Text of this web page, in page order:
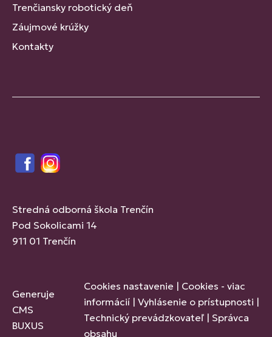
Trenčiansky robotický deň
Záujmové krúžky
Kontakty
FacebookInstagram
Stredná odborná škola Trenčín
Pod Sokolicami 14
911 01 Trenčín
Generuje
CMS
BUXUS
Cookies nastavenie | Cookies - viac
informácií | Vyhlásenie o prístupnosti |
Technický prevádzkovateľ | Správca
obsahu